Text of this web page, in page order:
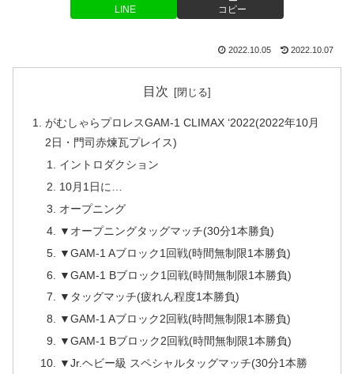
LINE コピー
2022.10.05 2022.10.07
目次
がむしゃらプロレスGAM-1 CLIMAX ‘2022(2022年10月
2日・門司赤煉瓦プレイス)
イントロダクション
10月1日に…
オープニング
▼オープニングタッグマッチ(30分1本勝負)
▼GAM-1 Aブロック1回戦(時間無制限1本勝負)
▼GAM-1 Bブロック1回戦(時間無制限1本勝負)
▼タッグマッチ(疲れん程度1本勝負)
▼GAM-1 Aブロック2回戦(時間無制限1本勝負)
▼GAM-1 Bブロック2回戦(時間無制限1本勝負)
▼Jr.ヘビー級 スペシャルタッグマッチ(30分1本勝